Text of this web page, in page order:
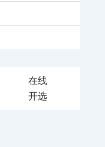
在线
开选